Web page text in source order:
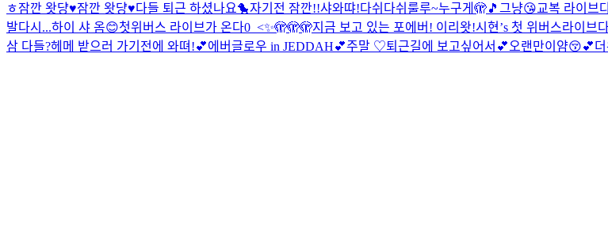
ㅎ잠깐 왓댱♥️잠깐 왓댱♥️다들 퇴근 하셨나요🐤자기전 잠깐!!샤와땨!다쉬다쉬 룰루~누구게🫣🎵 그냥😘교복 라이브
발다시...하이 샤 옴😊첫위버스 라이브가 온다0_<✨🫣🫣🫣지금 보고 있는 포에버! 이리왓!시현’s 첫 위버스라이브
삼 다들?헤메 받으러 가기전에 와뗘!💕에버글로우 in JEDDAH💕주말 ♡퇴근길에 보고싶어서💕 오랜만이얌😚💕